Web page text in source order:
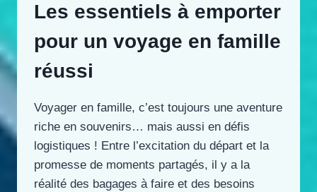
Les essentiels à emporter
pour un voyage en famille
réussi
Voyager en famille, c’est toujours une aventure
riche en souvenirs… mais aussi en défis
logistiques ! Entre l’excitation du départ et la
promesse de moments partagés, il y a la
réalité des bagages à faire et des besoins